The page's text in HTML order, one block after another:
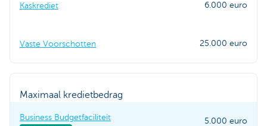
Kaskrediet 6.000 euro
Vaste Voorschotten 25.000 euro
Maximaal kredietbedrag
Business Budgetfaciliteit 5.000 euro